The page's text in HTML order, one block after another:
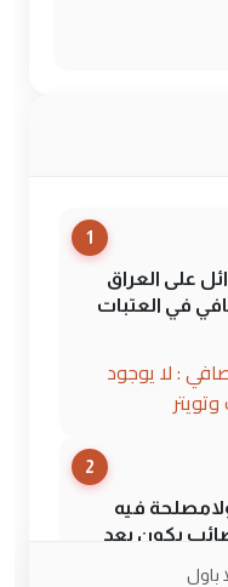
1
على العراق
في العتبات
: لا يوجود
2
فيه
يكون بعد
باول